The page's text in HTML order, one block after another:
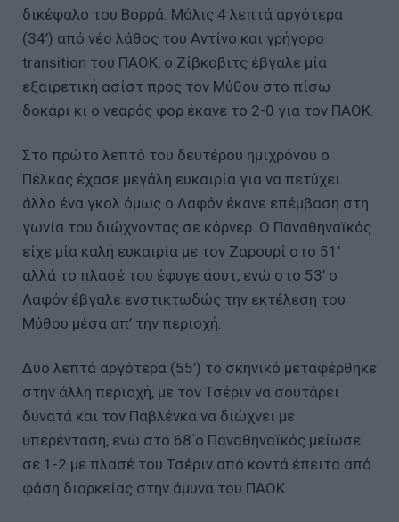
δικέφαλο του Βορρά. Μόλις 4 λεπτά αργότερα
(34’) από νέο λάθος του Αντίνο και γρήγορο
transition του ΠΑΟΚ, ο Ζίβκοβιτς έβγαλε μία
εξαιρετική ασίστ προς τον Μύθου στο πίσω
δοκάρι κι ο νεαρός φορ έκανε το 2-0 για τον ΠΑΟΚ.
Στο πρώτο λεπτό του δευτέρου ημιχρόνου ο
Πέλκας έχασε μεγάλη ευκαιρία για να πετύχει
άλλο ένα γκολ όμως ο Λαφόν έκανε επέμβαση στη
γωνία του διώχνοντας σε κόρνερ. Ο Παναθηναϊκός
είχε μία καλή ευκαιρία με τον Ζαρουρί στο 51’
αλλά το πλασέ του έφυγε άουτ, ενώ στο 53’ ο
Λαφόν έβγαλε ενστικτωδώς την εκτέλεση του
Μύθου μέσα απ’ την περιοχή.
Δύο λεπτά αργότερα (55’) το σκηνικό μεταφέρθηκε
στην άλλη περιοχή, με τον Τσέριν να σουτάρει
δυνατά και τον Παβλένκα να διώχνει με
υπερένταση, ενώ στο 68΄ο Παναθηναϊκός μείωσε
σε 1-2 με πλασέ του Τσέριν από κοντά έπειτα από
φάση διαρκείας στην άμυνα του ΠΑΟΚ.